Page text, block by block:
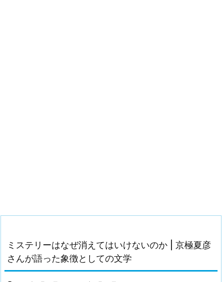
ミステリーはなぜ消えてはいけないのか | 京極夏彦
さんが語った象徴としての文学